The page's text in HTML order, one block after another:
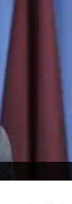
தக்க